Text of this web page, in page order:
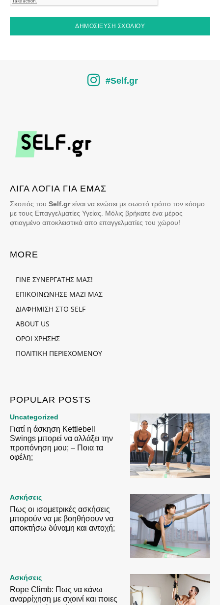
#Self.gr
ΛΙΓΑ ΛΟΓΙΑ ΓΙΑ ΕΜΑΣ
Σκοπός του Self.grείναι να ενώσει με σωστό τρόπο τον κόσμο
με τους Επαγγελματίες Υγείας. Μόλις βρήκατε ένα μέρος
φτιαγμένο αποκλειστικά απο επαγγελματίες του χώρου!
MORE
ΓΙΝΕ ΣΥΝΕΡΓΑΤΗΣ ΜΑΣ!
ΕΠΙΚΟΙΝΩΝΗΣΕ ΜΑΖΙ ΜΑΣ
ΔΙΑΦΗΜΙΣΗ ΣΤΟ SELF
ABOUT US
ΟΡΟΙ ΧΡΗΣΗΣ
ΠΟΛΙΤΙΚΗ ΠΕΡΙΕΧΟΜΕΝΟΥ
POPULAR POSTS
Uncategorized
Γιατί η άσκηση Kettlebell
Swings μπορεί να αλλάξει την
προπόνηση μου; – Ποια τα
οφέλη;
Ασκήσεις
Πως οι ισομετρικές ασκήσεις
μπορούν να με βοηθήσουν να
αποκτήσω δύναμη και αντοχή;
Ασκήσεις
Rope Climb: Πως να κάνω
αναρρίχηση με σχοινί και ποιες